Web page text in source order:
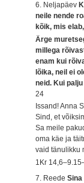
6. Neljapäev
neile nende
kõik, mis
Ärge
millega
enam kui
lõika, neil ei
neid. Kui
24
Issand! Anna
Sind, et
Sa meile
oma käe ja
vaid tänulikku
1Kr
7. Reede